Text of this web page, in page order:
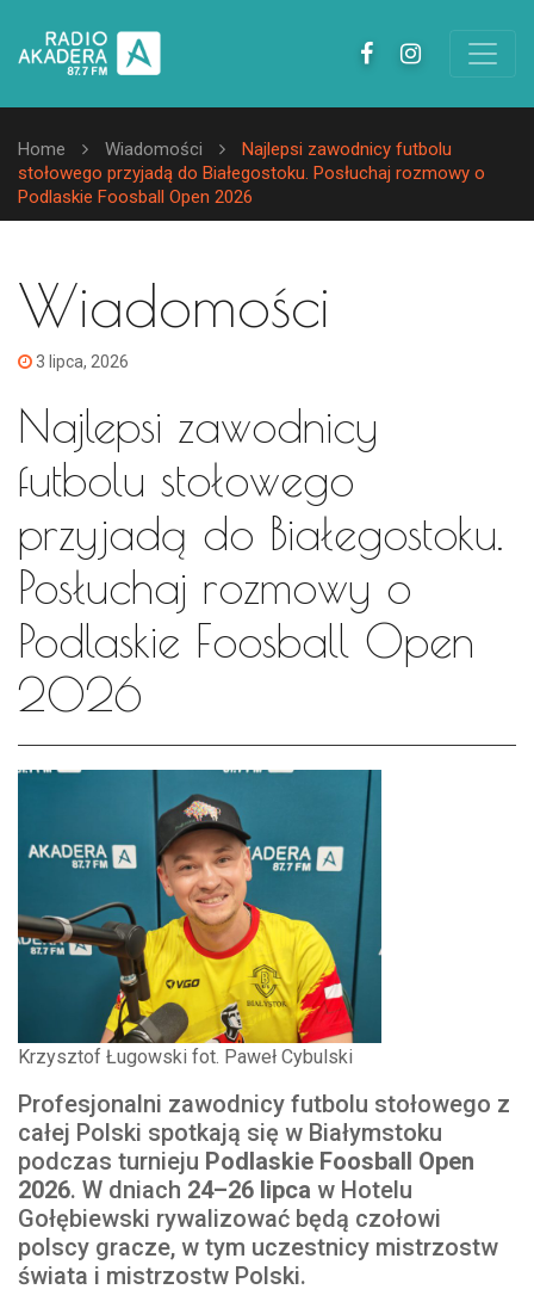
Home Wiadomości
Najlepsi zawodnicy futbolu
stołowego przyjadą do Białegostoku. Posłuchaj rozmowy o
Podlaskie Foosball Open 2026
Wiadomości
3 lipca, 2026
Najlepsi zawodnicy
futbolu stołowego
przyjadą do Białegostoku.
Posłuchaj rozmowy o
Podlaskie Foosball Open
2026
Krzysztof Ługowski fot. Paweł Cybulski
Profesjonalni zawodnicy futbolu stołowego z
całej Polski spotkają się w Białymstoku
podczas turnieju Podlaskie Foosball Open
2026. W dniach 24–26 lipca w Hotelu
Gołębiewski rywalizować będą czołowi
polscy gracze, w tym uczestnicy mistrzostw
świata i mistrzostw Polski.